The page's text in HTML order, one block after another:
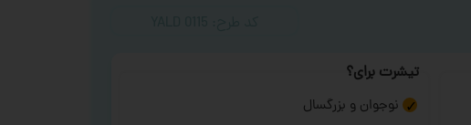
تیشرت برای؟
نوجوان و بزرگسال